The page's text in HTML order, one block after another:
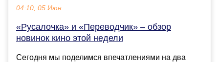
04:10, 05 Июн
«Русалочка» и «Переводчик» – обзор
новинок кино этой недели
Сегодня мы поделимся впечатлениями на два